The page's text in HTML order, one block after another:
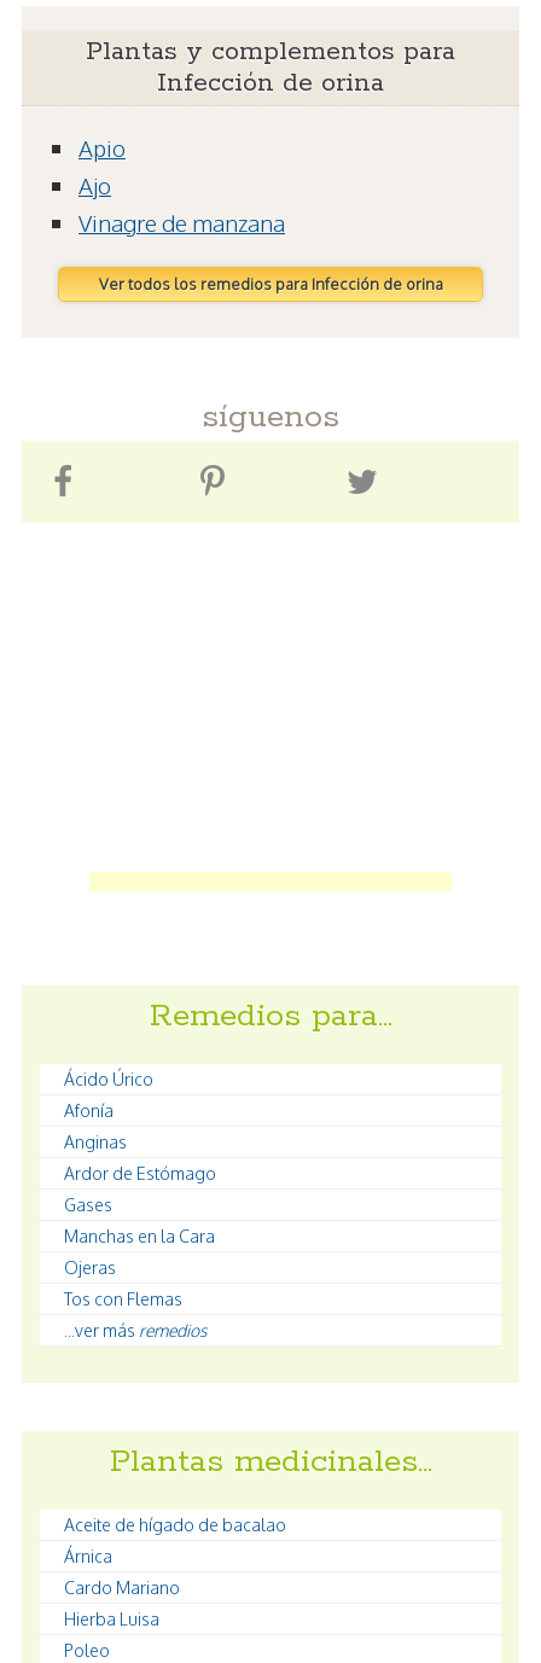
Plantas y complementos para
Infección de orina
Apio
Ajo
Vinagre de manzana
Ver todos los remedios para Infección de orina
síguenos
Remedios para…
Ácido Úrico
Afonía
Anginas
Ardor de Estómago
Gases
Manchas en la Cara
Ojeras
Tos con Flemas
...ver más remedios
Plantas medicinales…
Aceite de hígado de bacalao
Árnica
Cardo Mariano
Hierba Luisa
Poleo